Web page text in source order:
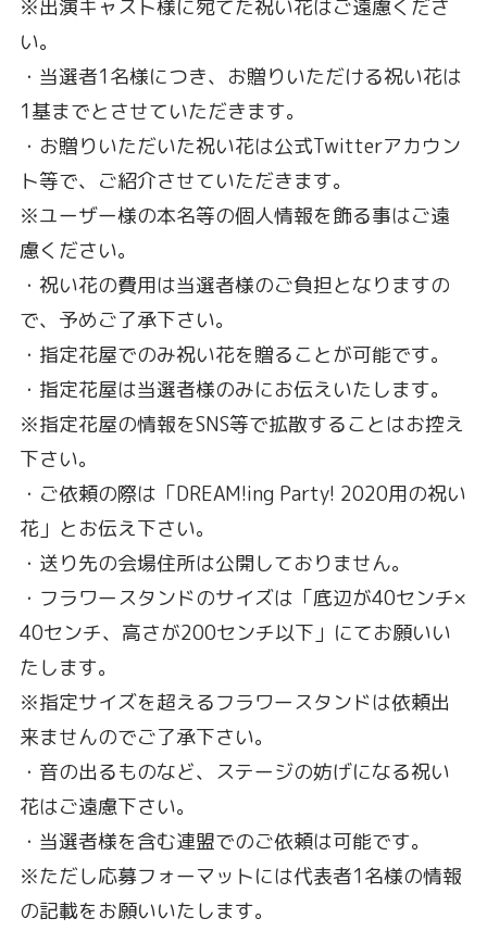
※出演キャスト様に宛てた祝い花はご遠慮くださ
い。
・当選者1名様につき、お贈りいただける祝い花は
1基までとさせていただきます。
・お贈りいただいた祝い花は公式Twitterアカウン
ト等で、ご紹介させていただきます。
※ユーザー様の本名等の個人情報を飾る事はご遠
慮ください。
・祝い花の費用は当選者様のご負担となりますの
で、予めご了承下さい。
・指定花屋でのみ祝い花を贈ることが可能です。
・指定花屋は当選者様のみにお伝えいたします。
※指定花屋の情報をSNS等で拡散することはお控え
下さい。
・ご依頼の際は「DREAM!ing Party! 2020用の祝い
花」とお伝え下さい。
・送り先の会場住所は公開しておりません。
・フラワースタンドのサイズは「底辺が40センチ×
40センチ、高さが200センチ以下」にてお願いい
たします。
※指定サイズを超えるフラワースタンドは依頼出
来ませんのでご了承下さい。
・音の出るものなど、ステージの妨げになる祝い
花はご遠慮下さい。
・当選者様を含む連盟でのご依頼は可能です。
※ただし応募フォーマットには代表者1名様の情報
の記載をお願いいたします。